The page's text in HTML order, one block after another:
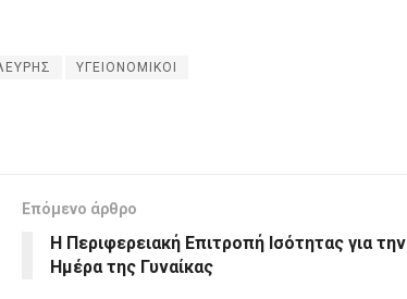
ΥΓΕΙΟΝΟΜΙΚΟΙ
Επόμενο άρθρο
H Περιφερειακή Επιτροπή Ισότητας για την
Ημέρα της Γυναίκας